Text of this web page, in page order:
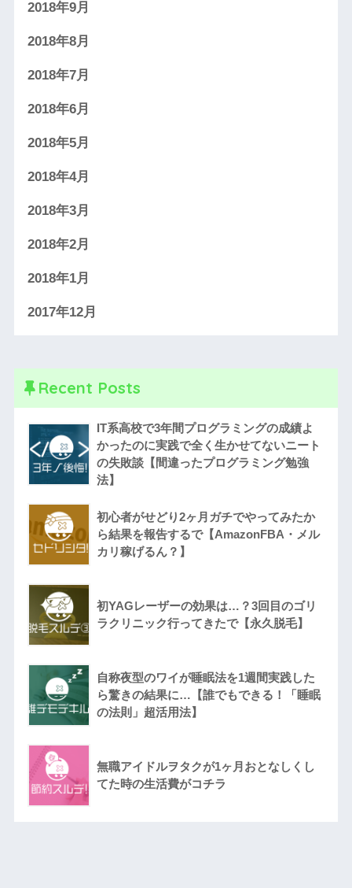
2018年9月
2018年8月
2018年7月
2018年6月
2018年5月
2018年4月
2018年3月
2018年2月
2018年1月
2017年12月
Recent Posts
IT系高校で3年間プログラミングの成績よ
かったのに実践で全く生かせてないニート
の失敗談【間違ったプログラミング勉強
法】
初心者がせどり2ヶ月ガチでやってみたか
ら結果を報告するで【AmazonFBA・メル
カリ稼げるん？】
初YAGレーザーの効果は…？3回目のゴリ
ラクリニック行ってきたで【永久脱毛】
自称夜型のワイが睡眠法を1週間実践した
ら驚きの結果に…【誰でもできる！「睡眠
の法則」超活用法】
無職アイドルヲタクが1ヶ月おとなしくし
てた時の生活費がコチラ